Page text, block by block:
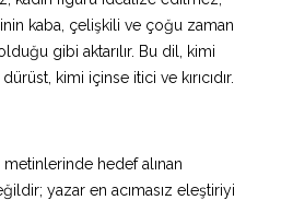
kaba, çelişkili ve çoğu zaman
gibi aktarılır. Bu dil, kimi
kimi içinse itici ve kırıcıdır.
metinlerinde hedef alınan
yazar en acımasız eleştiriyi